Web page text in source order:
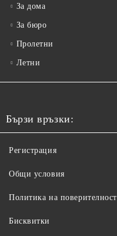
За дома
За бюро
Пролетни
Летни
Бързи връзки:
Регистрация
Общи условия
Политика на поверителност
Бисквитки